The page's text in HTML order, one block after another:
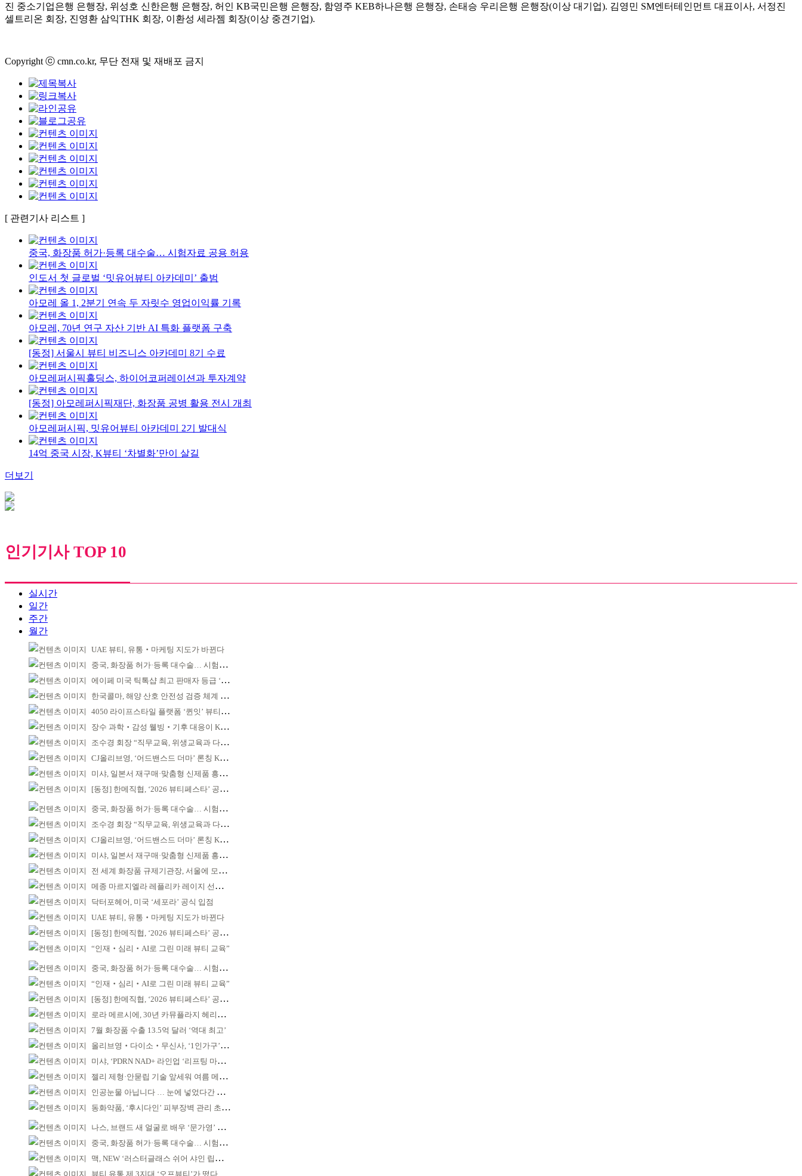
진 중소기업은행 은행장, 위성호 신한은행 은행장, 허인 KB국민은행 은행장, 함영주 KEB하나은행 은행장, 손태승 우리은행 은행장(이상 대기업). 김영민 SM엔터테인먼트 대표이사, 서정진
셀트리온 회장, 진영환 삼익THK 회장, 이환성 세라젬 회장(이상 중견기업).
Copyright ⓒ cmn.co.kr, 무단 전재 및 재배포 금지
[ 관련기사 리스트 ]
중국, 화장품 허가·등록 대수술… 시험자료 공용 허용
인도서 첫 글로벌 ‘밋유어뷰티 아카데미’ 출범
아모레 올 1, 2분기 연속 두 자릿수 영업이익률 기록
아모레, 70년 연구 자산 기반 AI 특화 플랫폼 구축
[동정] 서울시 뷰티 비즈니스 아카데미 8기 수료
아모레퍼시픽홀딩스, 하이어코퍼레이션과 투자계약
[동정] 아모레퍼시픽재단, 화장품 공병 활용 전시 개최
아모레퍼시픽, 밋유어뷰티 아카데미 2기 발대식
14억 중국 시장, K뷰티 ‘차별화’만이 살길
더보기
인기기사 TOP 10
실시간
일간
주간
월간
UAE 뷰티, 유통‧마케팅 지도가 바뀐다
중국, 화장품 허가·등록 대수술… 시험자료 공용 허용
에이페 미국 틱톡샵 최고 판매자 등급 ‘Tier 5’ 달성
한국콜마, 해양 산호 안전성 검증 체계 구축
4050 라이프스타일 플랫폼 ‘퀸잇’ 뷰티 성장세
장수 과학‧감성 웰빙‧기후 대응이 K뷰티 성패 좌우
조수경 회장 “직무교육, 위생교육과 다르다”
CJ올리브영, ‘어드밴스드 더마’ 론칭 K더마 육성 박차
미샤, 일본서 재구매·맞춤형 신제품 흥행 ‘쌍끌이’
[동정] 한메직협, ‘2026 뷰티페스타’ 공동 주최
중국, 화장품 허가·등록 대수술… 시험자료 공용 허용
조수경 회장 “직무교육, 위생교육과 다르다”
CJ올리브영, ‘어드밴스드 더마’ 론칭 K더마 육성 박차
미샤, 일본서 재구매·맞춤형 신제품 흥행 ‘쌍끌이’
전 세계 화장품 규제기관장, 서울에 모인다
메종 마르지엘라 레플리카 레이지 선데이 모닝 디퓨저
닥터포헤어, 미국 ‘세포라’ 공식 입점
UAE 뷰티, 유통‧마케팅 지도가 바뀐다
[동정] 한메직협, ‘2026 뷰티페스타’ 공동 주최
“인재‧심리‧AI로 그린 미래 뷰티 교육”
중국, 화장품 허가·등록 대수술… 시험자료 공용 허용
“인재‧심리‧AI로 그린 미래 뷰티 교육”
[동정] 한메직협, ‘2026 뷰티페스타’ 공동 주최
로라 메르시에, 30년 카뮤플라지 헤리티지 담아
7월 화장품 수출 13.5억 달러 ‘역대 최고’
올리브영‧다이소‧무신사, ‘1인가구’가 이끈다
미샤, ‘PDRN NAD+ 라인업 ‘리프팅 마스크’ 출시
젤리 제형·안묻립 기술 앞세워 여름 메이크업 시장 공략
인공눈물 아닙니다 … 눈에 넣었다간 각막 손상
동화약품, ‘후시다인’ 피부장벽 관리 초점 ‘리브랜딩’
나스, 브랜드 새 얼굴로 배우 ‘문가영’ 발탁
중국, 화장품 허가·등록 대수술… 시험자료 공용 허용
맥, NEW ‘러스터글래스 쉬어 샤인 립스틱’ 출시
뷰티 유통 제 3지대 ‘오프뷰티’가 떴다